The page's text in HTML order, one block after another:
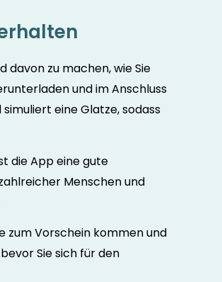
davon zu machen, wie Sie
und im Anschluss
eine Glatze, sodass
die App eine gute
Menschen und
zum Vorschein kommen und
Sie sich für den